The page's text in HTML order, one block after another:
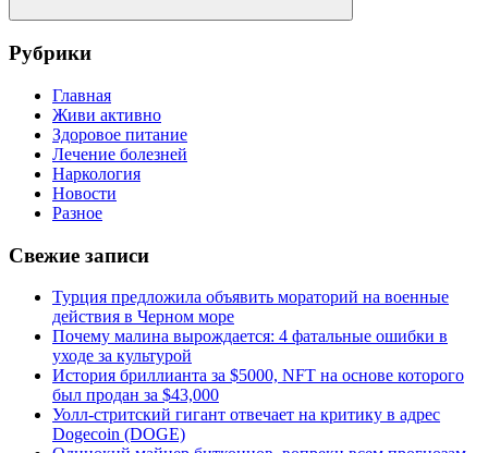
Поиск
Рубрики
Главная
Живи активно
Здоровое питание
Лечение болезней
Наркология
Новости
Разное
Свежие записи
Турция предложила объявить мораторий на военные
действия в Черном море
Почему малина вырождается: 4 фатальные ошибки в
уходе за культурой
История бриллианта за $5000, NFT на основе которого
был продан за $43,000
Уолл-стритский гигант отвечает на критику в адрес
Dogecoin (DOGE)